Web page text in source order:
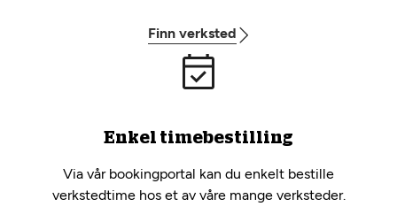
Finn verksted
Enkel timebestilling
Via vår bookingportal kan du enkelt bestille
verkstedtime hos et av våre mange verksteder.